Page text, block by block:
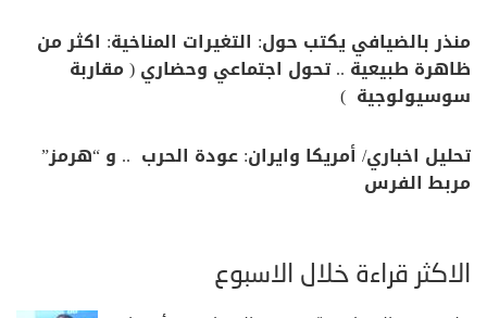
منذر بالضيافي يكتب حول: التغيرات المناخية: اكثر من
ظاهرة طبيعية .. تحول اجتماعي وحضاري ( مقاربة
سوسيولوجية )
تحليل اخباري/ أمريكا وايران: عودة الحرب .. و “هرمز”
مربط الفرس
الأكثر قراءة خلال الأسبوع